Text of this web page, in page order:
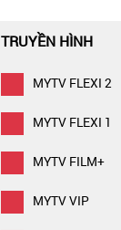
TRUYỀN HÌNH
MYTV FLEXI 2
MYTV FLEXI 1
MYTV FILM+
MYTV VIP